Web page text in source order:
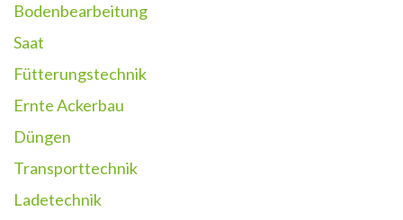
Bodenbearbeitung
Saat
Fütterungstechnik
Ernte Ackerbau
Düngen
Transporttechnik
Ladetechnik